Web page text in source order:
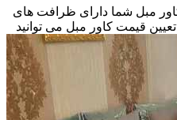
باشد یا 9 نفر در تعیین قیمت آن تاثیر دارد.اینکه کاور مبل شما دارای ظرافت های
قیمت کاور مبل می توانید